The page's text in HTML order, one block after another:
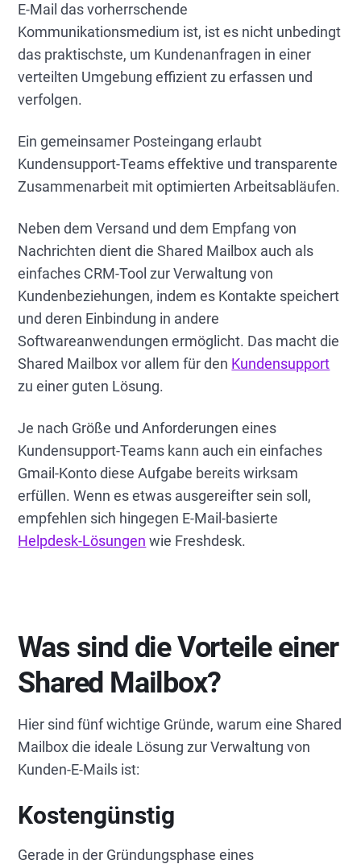
E-Mail das vorherrschende
Kommunikationsmedium ist, ist es nicht unbedingt
das praktischste, um Kundenanfragen in einer
verteilten Umgebung effizient zu erfassen und
verfolgen.
Ein gemeinsamer Posteingang erlaubt
Kundensupport-Teams effektive und transparente
Zusammenarbeit mit optimierten Arbeitsabläufen.
Neben dem Versand und dem Empfang von
Nachrichten dient die Shared Mailbox auch als
einfaches CRM-Tool zur Verwaltung von
Kundenbeziehungen, indem es Kontakte speichert
und deren Einbindung in andere
Softwareanwendungen ermöglicht. Das macht die
Shared Mailbox vor allem für den Kundensupport
zu einer guten Lösung.
Je nach Größe und Anforderungen eines
Kundensupport-Teams kann auch ein einfaches
Gmail-Konto diese Aufgabe bereits wirksam
erfüllen. Wenn es etwas ausgereifter sein soll,
empfehlen sich hingegen E-Mail-basierte
Helpdesk-Lösungen wie Freshdesk.
Was sind die Vorteile einer
Shared Mailbox?
Hier sind fünf wichtige Gründe, warum eine Shared
Mailbox die ideale Lösung zur Verwaltung von
Kunden-E-Mails ist:
Kostengünstig
Gerade in der Gründungsphase eines